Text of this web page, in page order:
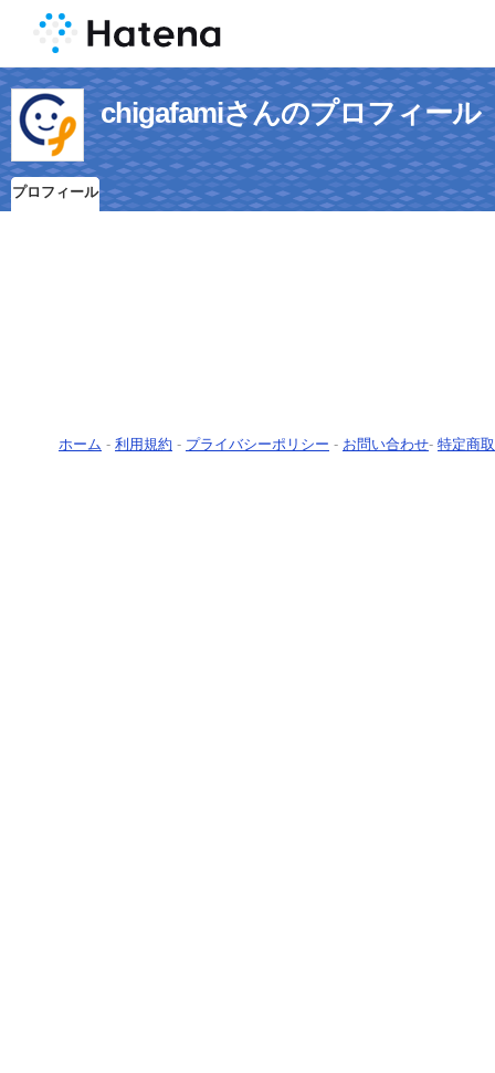
chigafamiさんのプロフィール
プロフィール
ホーム - 利用規約 - プライバシーポリシー - お問い合わせ- 特定商